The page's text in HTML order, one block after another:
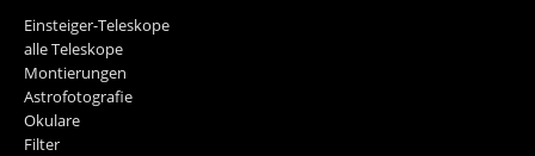
Einsteiger-Teleskope
alle Teleskope
Montierungen
Astrofotografie
Okulare
Filter